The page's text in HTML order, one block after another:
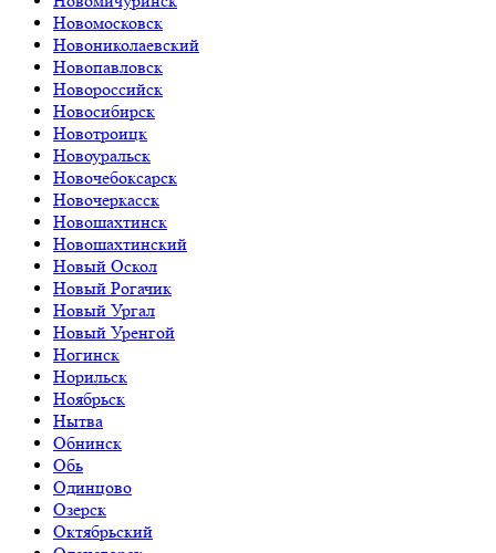
Новомосковск
Новониколаевский
Новопавловск
Новороссийск
Новосибирск
Новотроицк
Новоуральск
Новочебоксарск
Новочеркасск
Новошахтинск
Новошахтинский
Новый Оскол
Новый Рогачик
Новый Ургал
Новый Уренгой
Ногинск
Норильск
Ноябрьск
Нытва
Обнинск
Обь
Одинцово
Озерск
Октябрьский